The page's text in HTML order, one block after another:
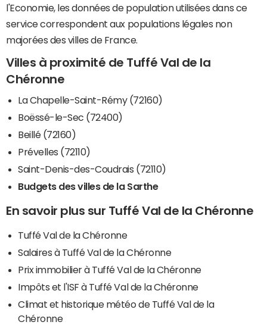
l'Economie, les données de population utilisées dans ce
service correspondent aux populations légales non
majorées des villes de France.
Villes à proximité de Tuffé Val de la
Chéronne
La Chapelle-Saint-Rémy (72160)
Boëssé-le-Sec (72400)
Beillé (72160)
Prévelles (72110)
Saint-Denis-des-Coudrais (72110)
Budgets des villes de la Sarthe
En savoir plus sur Tuffé Val de la Chéronne
Tuffé Val de la Chéronne
Salaires à Tuffé Val de la Chéronne
Prix immobilier à Tuffé Val de la Chéronne
Impôts et l'ISF à Tuffé Val de la Chéronne
Climat et historique météo de Tuffé Val de la
Chéronne